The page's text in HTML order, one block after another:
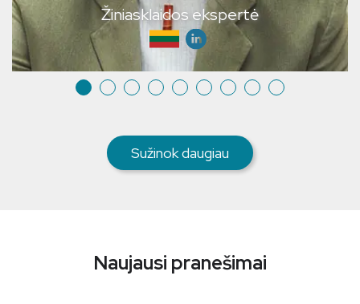
Žiniasklaidos ekspertė
Sužinok daugiau
Naujausi pranešimai